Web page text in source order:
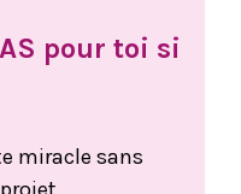
pour toi si
miracle sans